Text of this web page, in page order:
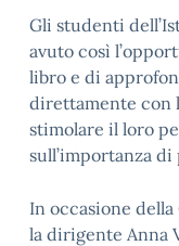
Gli studenti
avuto così
libro e di
direttamente con
stimolare il loro
sull’importanza
In occasione
la dirigente Anna